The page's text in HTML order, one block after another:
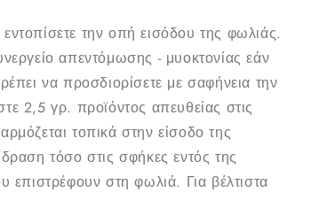
την οπή εισόδου της φωλιάς.
απεντόμωσης - μυοκτονίας εάν
να προσδιορίσετε με σαφήνεια την
2,5 γρ. προϊόντος απευθείας στις
τοπικά στην είσοδο της
τόσο στις σφήκες εντός της
στη φωλιά. Για βέλτιστα